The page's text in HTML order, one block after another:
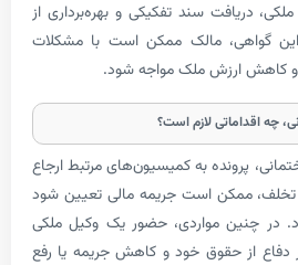
تفکیکی و بهره‌برداری از
ممکن است با مشکلات
ملک مواجه شود.
است؟
کمیسیون‌های مرتبط ارجاع
جریمه مالی تعیین شود
حضور یک وکیل ملکی
خود و کاهش جریمه یا رفع